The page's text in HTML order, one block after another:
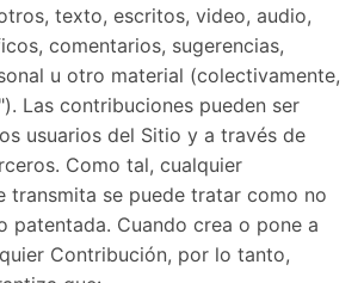
texto, escritos, video, audio,
comentarios, sugerencias,
u otro material (colectivamente,
Las contribuciones pueden ser
usuarios del Sitio y a través de
Como tal, cualquier
transmita se puede tratar como no
patentada. Cuando crea o pone a
Contribución, por lo tanto,